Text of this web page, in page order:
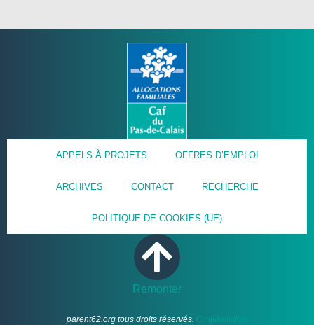
APPELS À PROJETS OFFRES D’EMPLOI
ARCHIVES CONTACT RECHERCHE
POLITIQUE DE COOKIES (UE)
Remonter
parent62.org tous droits réservés. Confidentialités